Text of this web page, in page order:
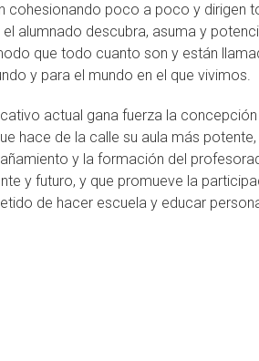
cohesionando poco a poco y dirigen
alumnado descubra, asuma y
que todo cuanto son y están
y para el mundo en el que vivimos.
actual gana fuerza la
hace de la calle su aula más
y la formación del
y futuro, y que promueve la
de hacer escuela y educar